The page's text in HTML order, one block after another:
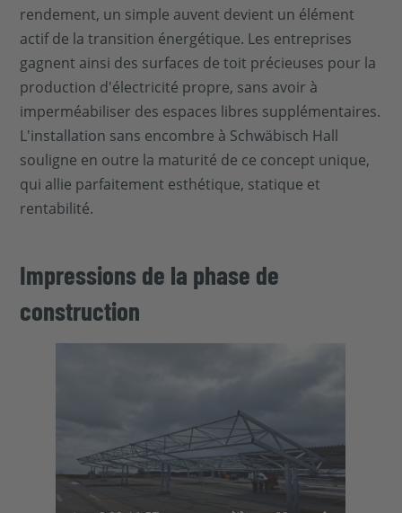
rendement, un simple auvent devient un élément
actif de la transition énergétique. Les entreprises
gagnent ainsi des surfaces de toit précieuses pour la
production d'électricité propre, sans avoir à
imperméabiliser des espaces libres supplémentaires.
L'installation sans encombre à Schwäbisch Hall
souligne en outre la maturité de ce concept unique,
qui allie parfaitement esthétique, statique et
rentabilité.
Impressions de la phase de
construction